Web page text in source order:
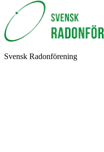
Svensk Radonförening